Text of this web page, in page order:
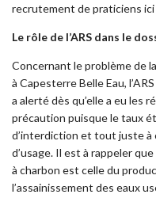
recrutement de praticiens
Le rôle de l’ARS dans le
Concernant le problème de
à Capesterre Belle Eau,
a alerté dès qu’elle a eu les
précaution puisque le taux
d’interdiction et tout juste à
d’usage. Il est à rappeler
à charbon est celle du
l’assainissement des eaux